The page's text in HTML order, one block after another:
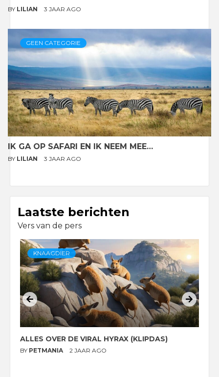
BY LILIAN 3 JAAR AGO
GEEN CATEGORIE
IK GA OP SAFARI EN IK NEEM MEE…
BY LILIAN 3 JAAR AGO
Laatste berichten
Vers van de pers
KNAAGDIER
ALLES OVER DE VIRAL HYRAX (KLIPDAS)
BY PETMANIA 2 JAAR AGO